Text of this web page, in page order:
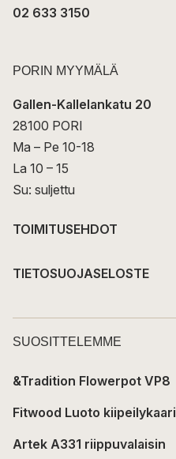
02 633 3150
PORIN MYYMÄLÄ
Gallen-Kallelankatu 20
28100 PORI
Ma – Pe 10-18
La 10 – 15
Su: suljettu
TOIMITUSEHDOT
TIETOSUOJASELOSTE
SUOSITTELEMME
&Tradition Flowerpot VP8
Fitwood Luoto kiipeilykaari
Artek A331 riippuvalaisin